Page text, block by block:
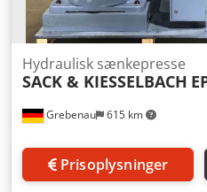
Grebenau 615 km
Hydraulisk sænkepresse
SACK & KIESSELBACH
Prisoplysninger